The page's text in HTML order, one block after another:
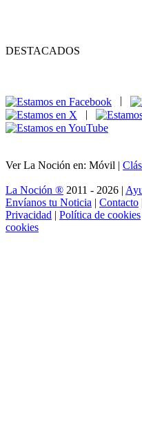
DESTACADOS
|
Ver La Noción en: Móvil |
La Noción ® 2011 - 2026 |
Envíanos tu Noticia | Contacto
Privacidad | Política de cookies
cookies